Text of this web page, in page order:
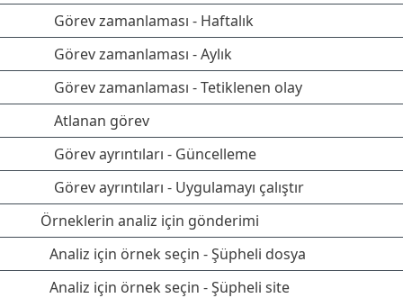
Görev zamanlaması - Haftalık
Görev zamanlaması - Aylık
Görev zamanlaması - Tetiklenen olay
Atlanan görev
Görev ayrıntıları - Güncelleme
Görev ayrıntıları - Uygulamayı çalıştır
Örneklerin analiz için gönderimi
Analiz için örnek seçin - Şüpheli dosya
Analiz için örnek seçin - Şüpheli site